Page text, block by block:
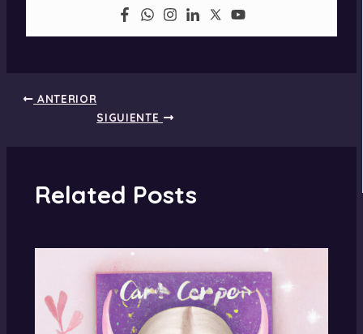
ANTERIOR
SIGUIENTE
Related Posts